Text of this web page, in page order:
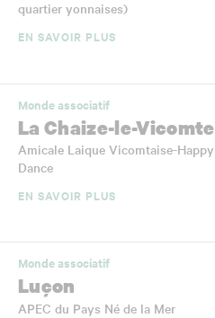
quartier yonnaises)
EN SAVOIR PLUS
Monde associatif
La Chaize-le-Vicomte
Amicale Laique Vicomtaise-Happy
Dance
EN SAVOIR PLUS
Monde associatif
Luçon
APEC du Pays Né de la Mer